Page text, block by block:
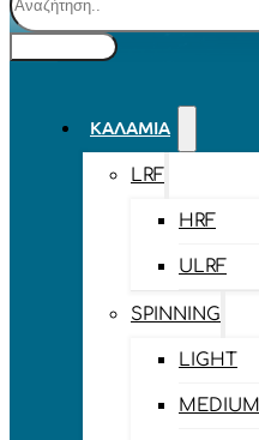
ΚΑΛΆΜΙΑ
LRF
HRF
ULRF
SPINNING
LIGHT
MEDIUM